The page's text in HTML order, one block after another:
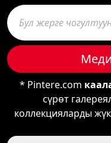
* Pintere.com
сүрөт
коллекцияларды